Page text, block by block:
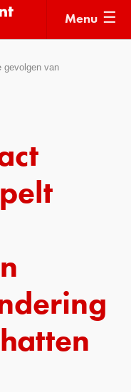
Menu
gevolgen van